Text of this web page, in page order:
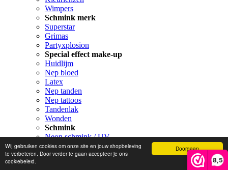
Doorgaan
Wij gebruiken cookies om onze site en jouw shopbeleving
te verbeteren. Door verder te gaan accepteer je ons
cookiebeleid.
8,5
Wimpers
Schmink merk
Superstar
Grimas
Partyxplosion
Special effect make-up
Huidlijm
Nep bloed
Latex
Nep tanden
Nep tattoos
Tandenlak
Wonden
Schmink
Neon schmink / UV
Schmink
Schmink paletten